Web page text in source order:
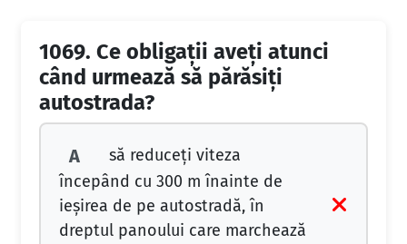
1069. Ce obligaţii aveţi atunci
când urmează să părăsiţi
autostrada?
A
să reduceţi viteza
începând cu 300 m înainte de
ieşirea de pe autostradă, în
dreptul panoului care marchează